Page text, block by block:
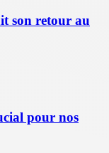
son retour au
pour nos